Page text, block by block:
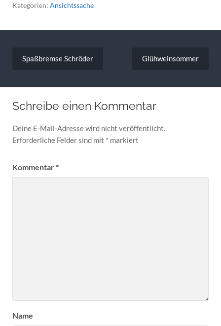
Kategorien: Ansichtssache
Spaßbremse Schröder Glühweinsommer
Schreibe einen Kommentar
Deine E-Mail-Adresse wird nicht veröffentlicht.
Erforderliche Felder sind mit * markiert
Kommentar*
Name